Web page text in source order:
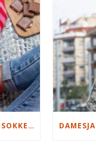
MOOIE DIKGESTREEPTE SOKKEN BREIEN VAN DURABLE GAREN